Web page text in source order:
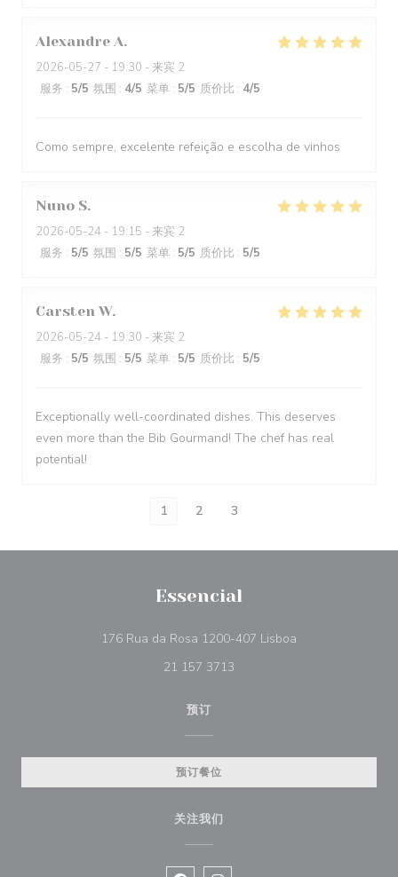
Alexandre A
2026-05-27 - 19:30 - 来宾 2
服务 : 5/5 氛围 : 4/5 菜单 : 5/5 质价比 : 4/5
Como sempre, excelente refeição e escolha de vinhos
Nuno S
2026-05-24 - 19:15 - 来宾 2
服务 : 5/5 氛围 : 5/5 菜单 : 5/5 质价比 : 5/5
Carsten W
2026-05-24 - 19:30 - 来宾 2
服务 : 5/5 氛围 : 5/5 菜单 : 5/5 质价比 : 5/5
Exceptionally well-coordinated dishes. This deserves
even more than the Bib Gourmand! The chef has real
potential!
1 2 3
Essencial
176 Rua da Rosa 1200-407 Lisboa
21 157 3713
预订
预订餐位
关注我们